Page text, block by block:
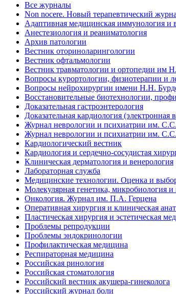
Все журналы
Non nocere. Новый терапевтический
Адаптивная медицинская иммунология и
Анестезиология и реаниматология
Архив патологии
Вестник оториноларингологии
Вестник офтальмологии
Вестник травматологии и ортопедии им
Вопросы курортологии, физиотерапии и
Вопросы нейрохирургии имени Н.Н.
Восстановительные биотехнологии,
Доказательная гастроэнтерология
Доказательная кардиология (электронная
Журнал неврологии и психиатрии им.
Журнал неврологии и психиатрии им.
Кардиологический вестник
Кардиология и сердечно-сосудистая
Клиническая дерматология и венерология
Лабораторная служба
Медицинские технологии. Оценка и
Молекулярная генетика, микробиология и
Онкология. Журнал им. П.А. Герцена
Оперативная хирургия и клиническая
Пластическая хирургия и эстетическая
Проблемы репродукции
Проблемы эндокринологии
Профилактическая медицина
Респираторная медицина
Российская ринология
Российская стоматология
Российский вестник акушера-гинеколога
Российский журнал боли